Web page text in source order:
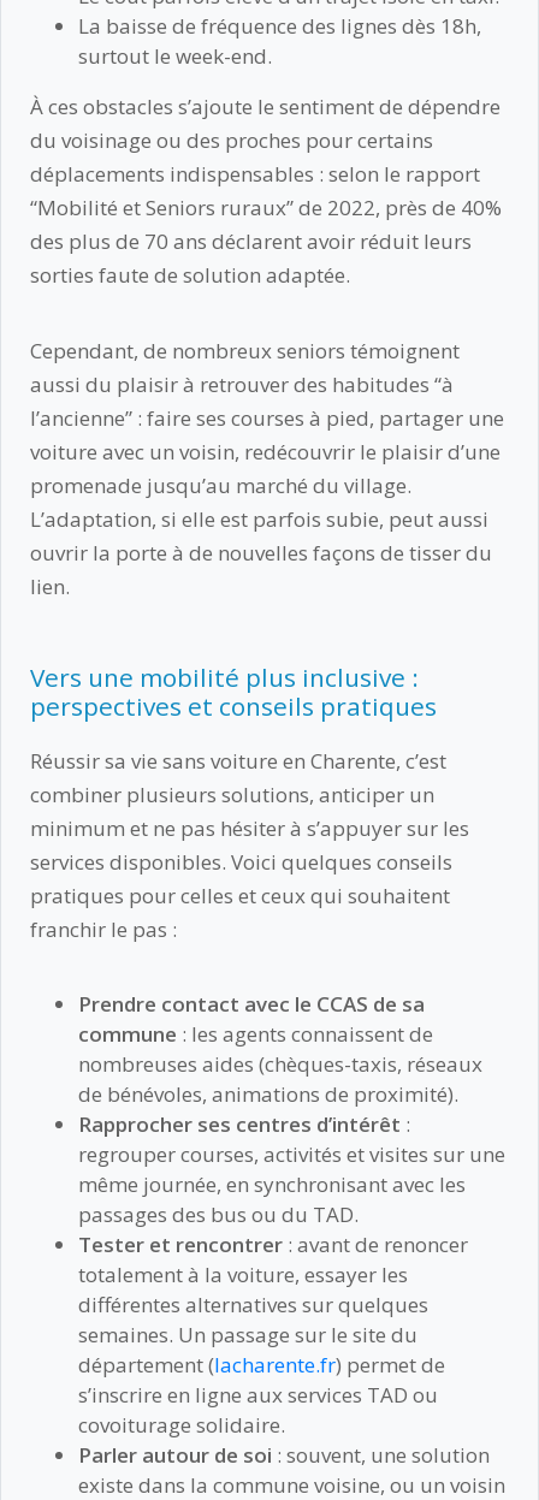
La baisse de fréquence des lignes dès 18h,
surtout le week-end.
À ces obstacles s’ajoute le sentiment de dépendre
du voisinage ou des proches pour certains
déplacements indispensables : selon le rapport
“Mobilité et Seniors ruraux” de 2022, près de 40%
des plus de 70 ans déclarent avoir réduit leurs
sorties faute de solution adaptée.
Cependant, de nombreux seniors témoignent
aussi du plaisir à retrouver des habitudes “à
l’ancienne” : faire ses courses à pied, partager une
voiture avec un voisin, redécouvrir le plaisir d’une
promenade jusqu’au marché du village.
L’adaptation, si elle est parfois subie, peut aussi
ouvrir la porte à de nouvelles façons de tisser du
lien.
Vers une mobilité plus inclusive :
perspectives et conseils pratiques
Réussir sa vie sans voiture en Charente, c’est
combiner plusieurs solutions, anticiper un
minimum et ne pas hésiter à s’appuyer sur les
services disponibles. Voici quelques conseils
pratiques pour celles et ceux qui souhaitent
franchir le pas :
Prendre contact avec le CCAS de sa
commune : les agents connaissent de
nombreuses aides (chèques-taxis, réseaux
de bénévoles, animations de proximité).
Rapprocher ses centres d’intérêt :
regrouper courses, activités et visites sur une
même journée, en synchronisant avec les
passages des bus ou du TAD.
Tester et rencontrer : avant de renoncer
totalement à la voiture, essayer les
différentes alternatives sur quelques
semaines. Un passage sur le site du
département (lacharente.fr) permet de
s’inscrire en ligne aux services TAD ou
covoiturage solidaire.
Parler autour de soi : souvent, une solution
existe dans la commune voisine, ou un voisin